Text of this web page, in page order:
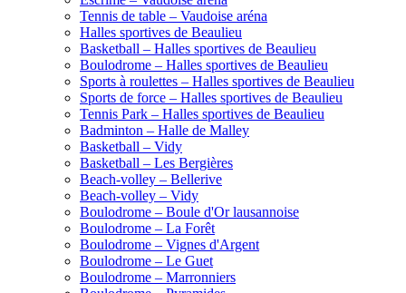
Tennis de table – Vaudoise aréna
Halles sportives de Beaulieu
Basketball – Halles sportives de Beaulieu
Boulodrome – Halles sportives de Beaulieu
Sports à roulettes – Halles sportives de Beaulieu
Sports de force – Halles sportives de Beaulieu
Tennis Park – Halles sportives de Beaulieu
Badminton – Halle de Malley
Basketball – Vidy
Basketball – Les Bergières
Beach-volley – Bellerive
Beach-volley – Vidy
Boulodrome – Boule d'Or lausannoise
Boulodrome – La Forêt
Boulodrome – Vignes d'Argent
Boulodrome – Le Guet
Boulodrome – Marronniers